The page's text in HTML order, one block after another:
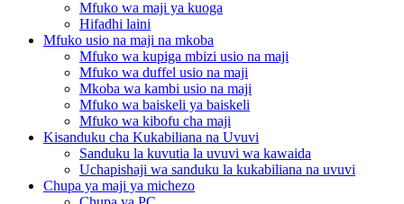
Mfuko wa maji ya kuoga
Hifadhi laini
Mfuko usio na maji na mkoba
Mfuko wa kupiga mbizi usio na maji
Mfuko wa duffel usio na maji
Mkoba wa kambi usio na maji
Mfuko wa baiskeli ya baiskeli
Mfuko wa kibofu cha maji
Kisanduku cha Kukabiliana na Uvuvi
Sanduku la kuvutia la uvuvi wa kawaida
Uchapishaji wa sanduku la kukabiliana na uvuvi
Chupa ya maji ya michezo